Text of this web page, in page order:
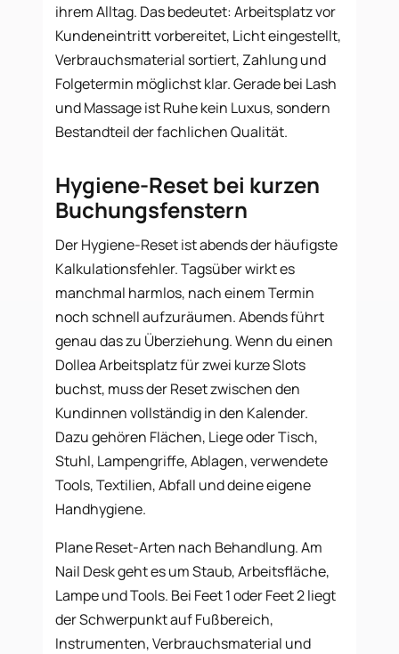
ihrem Alltag. Das bedeutet: Arbeitsplatz vor
Kundeneintritt vorbereitet, Licht eingestellt,
Verbrauchsmaterial sortiert, Zahlung und
Folgetermin möglichst klar. Gerade bei Lash
und Massage ist Ruhe kein Luxus, sondern
Bestandteil der fachlichen Qualität.
Hygiene-Reset bei kurzen
Buchungsfenstern
Der Hygiene-Reset ist abends der häufigste
Kalkulationsfehler. Tagsüber wirkt es
manchmal harmlos, nach einem Termin
noch schnell aufzuräumen. Abends führt
genau das zu Überziehung. Wenn du einen
Dollea Arbeitsplatz für zwei kurze Slots
buchst, muss der Reset zwischen den
Kundinnen vollständig in den Kalender.
Dazu gehören Flächen, Liege oder Tisch,
Stuhl, Lampengriffe, Ablagen, verwendete
Tools, Textilien, Abfall und deine eigene
Handhygiene.
Plane Reset-Arten nach Behandlung. Am
Nail Desk geht es um Staub, Arbeitsfläche,
Lampe und Tools. Bei Feet 1 oder Feet 2 liegt
der Schwerpunkt auf Fußbereich,
Instrumenten, Verbrauchsmaterial und